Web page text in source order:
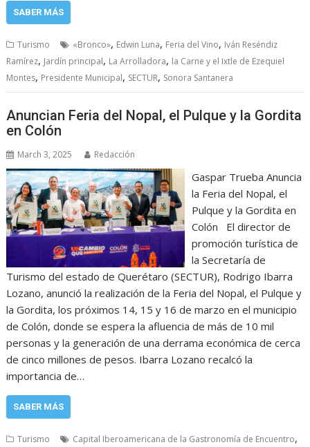
SABER MÁS
Turismo «Bronco», Edwin Luna, Feria del Vino, Iván Reséndiz
Ramírez, Jardín principal, La Arrolladora, la Carne y el Ixtle de Ezequiel
Montes, Presidente Municipal, SECTUR, Sonora Santanera
Anuncian Feria del Nopal, el Pulque y la Gordita
en Colón
March 3, 2025 Redacción
Gaspar Trueba Anuncia
la Feria del Nopal, el
Pulque y la Gordita en
Colón El director de
promoción turística de
la Secretaría de
Turismo del estado de Querétaro (SECTUR), Rodrigo Ibarra
Lozano, anunció la realización de la Feria del Nopal, el Pulque y
la Gordita, los próximos 14, 15 y 16 de marzo en el municipio
de Colón, donde se espera la afluencia de más de 10 mil
personas y la generación de una derrama económica de cerca
de cinco millones de pesos. Ibarra Lozano recalcó la
importancia de…
SABER MÁS
Turismo Capital Iberoamericana de la Gastronomía de Encuentro,